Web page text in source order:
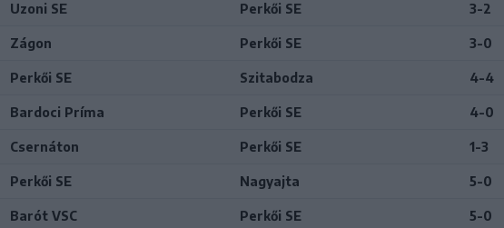
Uzoni SE Perkői SE 3-2
Zágon Perkői SE 3-0
Perkői SE Szitabodza 4-4
Bardoci Príma Perkői SE 4-0
Csernáton Perkői SE 1-3
Perkői SE Nagyajta 5-0
Barót VSC Perkői SE 5-0